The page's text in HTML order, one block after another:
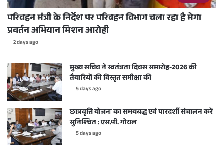
परिवहन मंत्री के निर्देश पर परिवहन विभाग चला रहा है मेगा
प्रवर्तन अभियान मिशन आरोही
2 days ago
मुख्य सचिव ने स्वतंत्रता दिवस समारोह-2026 की
तैयारियों की विस्तृत समीक्षा की
5 days ago
छात्रवृत्ति योजना का समयबद्ध एवं पारदर्शी संचालन करें
सुनिश्चित : एस.पी. गोयल
5 days ago